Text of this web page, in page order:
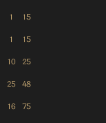
1 15
1 15
10 25
25 48
16 75